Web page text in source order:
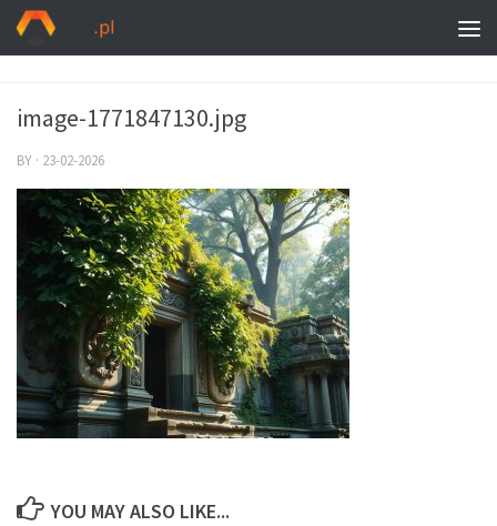
image-1771847130.jpg
BY · 23-02-2026
YOU MAY ALSO LIKE...